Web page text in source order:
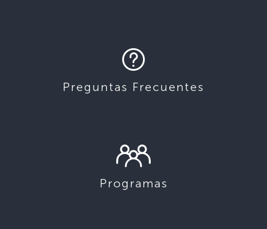
Preguntas Frecuentes
Programas